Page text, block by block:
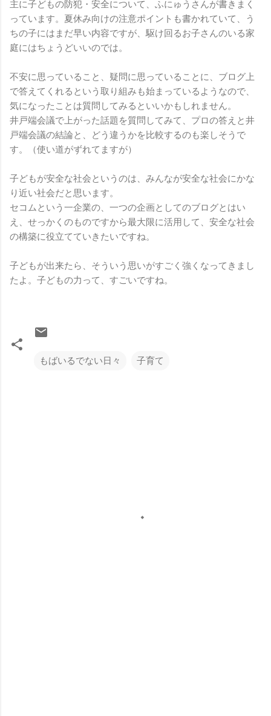
主に子どもの防犯・安全について、ふにゅうさんが書きまく
っています。夏休み向けの注意ポイントも書かれていて、う
ちの子にはまだ早い内容ですが、駆け回るお子さんのいる家
庭にはちょうどいいのでは。
不安に思っていること、疑問に思っていることに、ブログ上
で答えてくれるという取り組みも始まっているようなので、
気になったことは質問してみるといいかもしれません。
井戸端会議で上がった話題を質問してみて、プロの答えと井
戸端会議の結論と、どう違うかを比較するのも楽しそうで
す。（使い道がずれてますが）
子どもが安全な社会というのは、みんなが安全な社会にかな
り近い社会だと思います。
セコムという一企業の、一つの企画としてのブログとはい
え、せっかくのものですから最大限に活用して、安全な社会
の構築に役立てていきたいですね。
子どもが出来たら、そういう思いがすごく強くなってきまし
たよ。子どもの力って、すごいですね。
もばいるでない日々 子育て